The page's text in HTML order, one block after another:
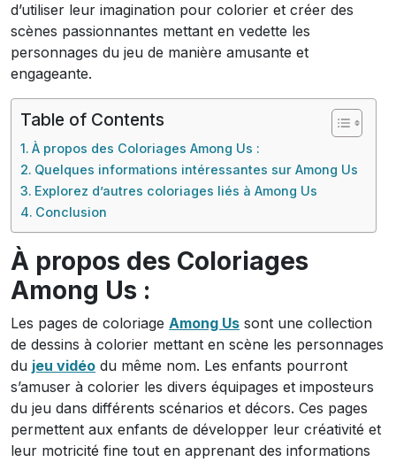
d’utiliser leur imagination pour colorier et créer des
scènes passionnantes mettant en vedette les
personnages du jeu de manière amusante et
engageante.
Table of Contents
À propos des Coloriages Among Us :
Quelques informations intéressantes sur Among Us
Explorez d’autres coloriages liés à Among Us
Conclusion
À propos des Coloriages
Among Us :
Les pages de coloriage Among Us sont une collection
de dessins à colorier mettant en scène les personnages
du jeu vidéo du même nom. Les enfants pourront
s’amuser à colorier les divers équipages et imposteurs
du jeu dans différents scénarios et décors. Ces pages
permettent aux enfants de développer leur créativité et
leur motricité fine tout en apprenant des informations